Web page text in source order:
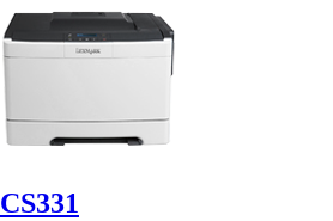
CS331